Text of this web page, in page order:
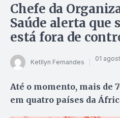
Chefe da
Saúde alerta que
está fora de
Ketllyn Fernandes 01
Até o momento, mais de
em quatro países da